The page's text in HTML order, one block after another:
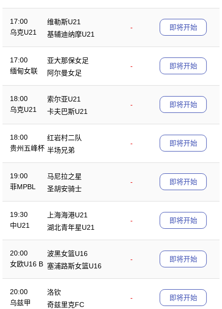
17:00
乌克U21
维勒斯U21
-
基辅迪纳摩U21
即将开始
17:00
缅甸女联
亚大那保女足
-
阿尔曼女足
即将开始
18:00
乌克U21
索尔亚U21
-
卡夫巴斯U21
即将开始
18:00
贵州五峰杯
红岩村二队
-
半场兄弟
即将开始
19:00
菲MPBL
马尼拉之星
-
圣胡安骑士
即将开始
19:30
中U21
上海海港U21
-
湖北青年星U21
即将开始
20:00
女欧U16 B
波黑女篮U16
-
塞浦路斯女篮U16
即将开始
20:00
乌兹甲
洛钦
-
奇兹里克FC
即将开始